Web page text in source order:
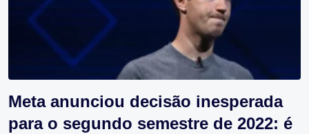
Meta anunciou decisão inesperada
para o segundo semestre de 2022: é